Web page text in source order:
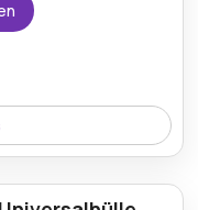
ein Ladegerät
35% Rabatt